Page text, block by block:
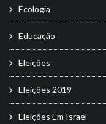
Ecologia
Educação
Eleições
Eleições 2019
Eleições Em Israel